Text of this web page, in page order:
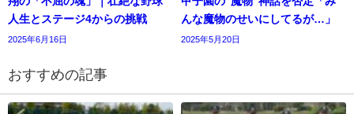
人生とステージ4からの挑戦
2025年6月16日
んな魔物のせいにしてるが…」
2025年5月20日
おすすめの記事